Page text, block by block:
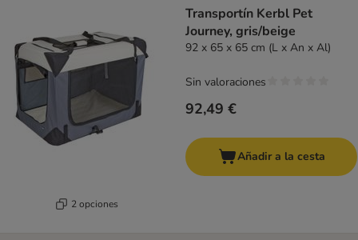
2 opciones
Transportín Kerbl Pet
Journey, gris/beige
92 x 65 x 65 cm (L x An x Al)
92,49 €
Sin valoraciones
Añadir a la cesta